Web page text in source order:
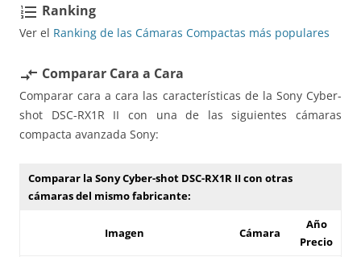
format_list_numbered Ranking
Ver el Ranking de las Cámaras Compactas más populares
compare_arrows Comparar Cara a Cara
Comparar cara a cara las características de la Sony Cyber-
shot DSC-RX1R II con una de las siguientes cámaras
compacta avanzada Sony:
Comparar la Sony Cyber-shot DSC-RX1R II con otras
cámaras del mismo fabricante:
Imagen Cámara
Año
Precio